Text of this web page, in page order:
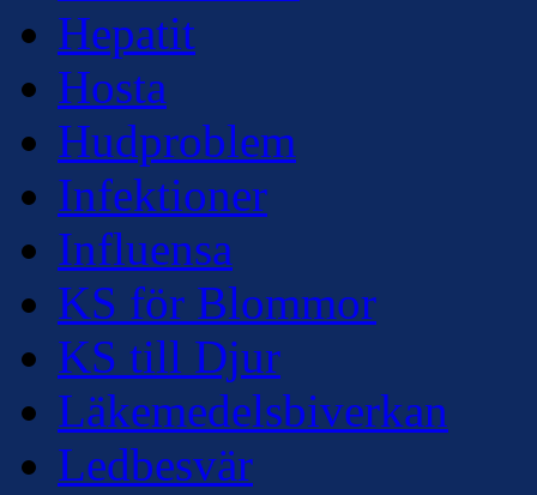
Hepatit
Hosta
Hudproblem
Infektioner
Influensa
KS för Blommor
KS till Djur
Läkemedelsbiverkan
Ledbesvär